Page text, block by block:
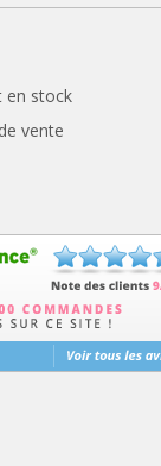
en stock
vente